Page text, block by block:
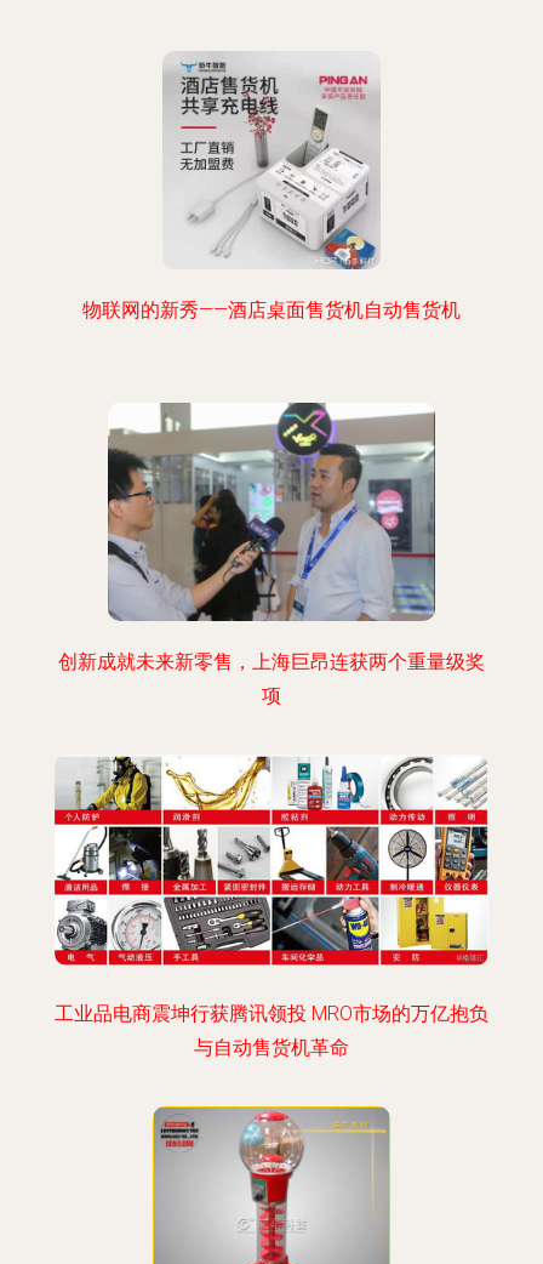
物联网的新秀——酒店桌面售货机自动售货机
创新成就未来新零售，上海巨昂连获两个重量级奖
项
工业品电商震坤行获腾讯领投 MRO市场的万亿抱负
与自动售货机革命